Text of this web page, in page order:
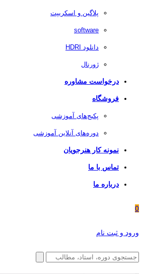
پلاگین و اسکریپت
software
دانلود HDRI
ژورنال
درخواست مشاوره
فروشگاه
پکیج‌های آموزشی
دوره‌های آنلاین آموزشی
نمونه کار هنرجویان
تماس با ما
درباره ما
0
ورود و ثبت نام